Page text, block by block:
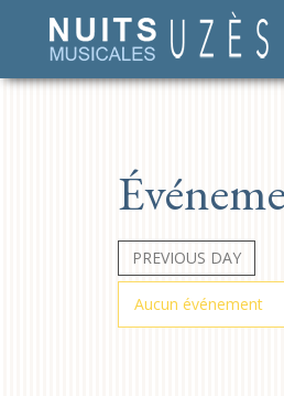
PREVIOUS DAY
Aucun événement